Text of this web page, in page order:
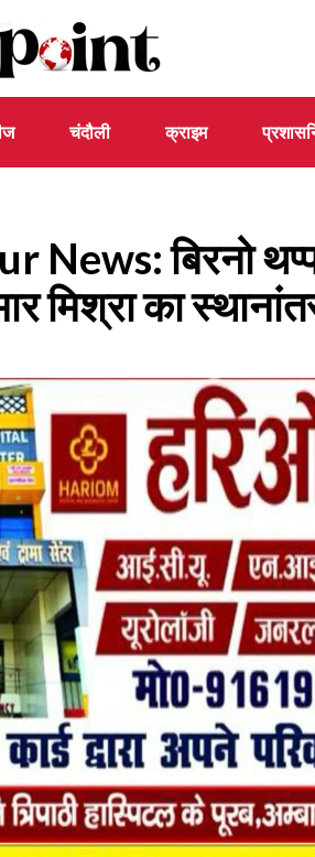
चंदौली क्राइम
News: बिरनो
मिश्रा का